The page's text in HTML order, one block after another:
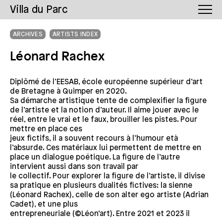
Villa du Parc
ARCHIVES ARTISTS INDEX
Léonard Rachex
Diplômé de l’EESAB, école européenne supérieur d’art
de Bretagne à Quimper en 2020.
Sa démarche artistique tente de complexifier la figure
de l’artiste et la notion d’auteur. Il aime jouer avec le
réel, entre le vrai et le faux, brouiller les pistes. Pour
mettre en place ces
jeux fictifs, il a souvent recours à l’humour età
l’absurde. Ces matériaux lui permettent de mettre en
place un dialogue poétique. La figure de l’autre
intervient aussi dans son travail par
le collectif. Pour explorer la figure de l’artiste, il divise
sa pratique en plusieurs dualités fictives: la sienne
(Léonard Rachex), celle de son alter ego artiste (Adrian
Cadet), et une plus
entrepreneuriale (©Léon’art). Entre 2021 et 2023 il